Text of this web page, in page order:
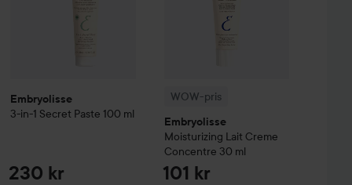
Embryolisse
3-in-1 Secret Paste 100 ml
230 kr
WOW-pris
Embryolisse
Moisturizing Lait Creme
Concentre 30 ml
101 kr